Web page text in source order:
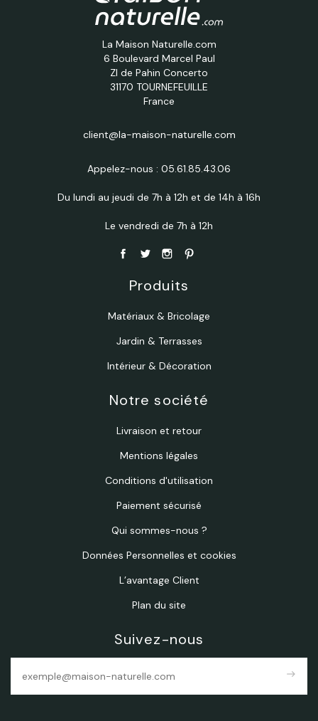
La Maison Naturelle.com
6 Boulevard Marcel Paul
ZI de Pahin Concerto
31170 TOURNEFEUILLE
France
client@la-maison-naturelle.com
Appelez-nous : 05.61.85.43.06
Du lundi au jeudi de 7h à 12h et de 14h à 16h
Le vendredi de 7h à 12h
Produits
Matériaux & Bricolage
Jardin & Terrasses
Intérieur & Décoration
Notre société
Livraison et retour
Mentions légales
Conditions d'utilisation
Paiement sécurisé
Qui sommes-nous ?
Données Personnelles et cookies
L’avantage Client
Plan du site
Suivez-nous
east